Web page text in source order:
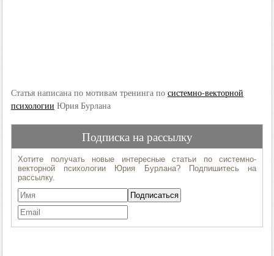
Статья написана по мотивам тренинга по системно-векторной
психологии Юрия Бурлана